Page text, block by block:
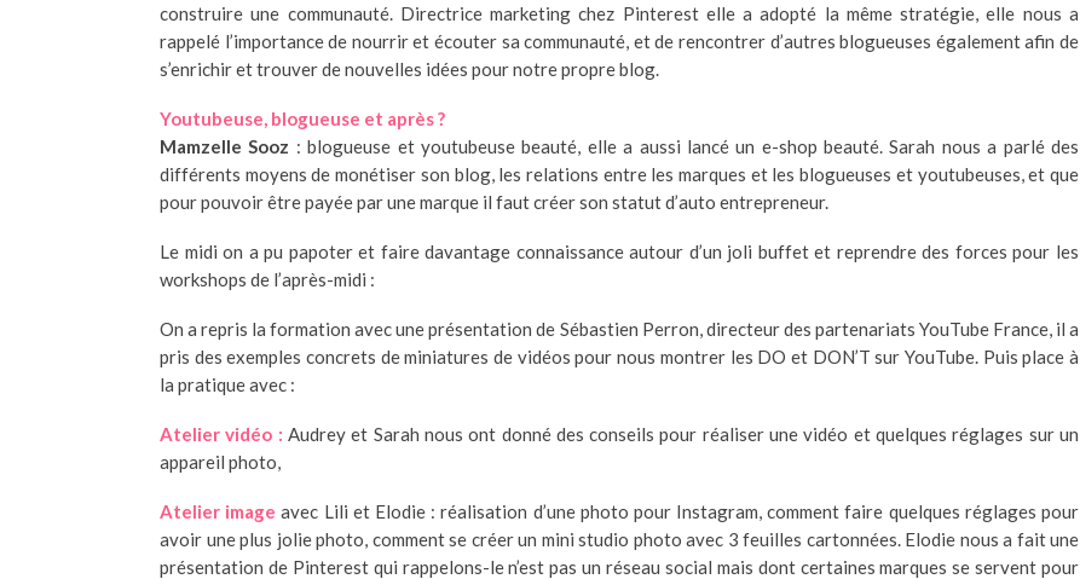
construire une communauté. Directrice marketing chez Pinterest elle a adopté la même stratégie, elle nous a
rappelé l’importance de nourrir et écouter sa communauté, et de rencontrer d’autres blogueuses également afin de
s’enrichir et trouver de nouvelles idées pour notre propre blog.
Youtubeuse, blogueuse et après ?
Mamzelle Sooz : blogueuse et youtubeuse beauté, elle a aussi lancé un e-shop beauté. Sarah nous a parlé des
différents moyens de monétiser son blog, les relations entre les marques et les blogueuses et youtubeuses, et que
pour pouvoir être payée par une marque il faut créer son statut d’auto entrepreneur.
Le midi on a pu papoter et faire davantage connaissance autour d’un joli buffet et reprendre des forces pour les
workshops de l’après-midi :
On a repris la formation avec une présentation de Sébastien Perron, directeur des partenariats YouTube France, il a
pris des exemples concrets de miniatures de vidéos pour nous montrer les DO et DON’T sur YouTube. Puis place à
la pratique avec :
Atelier vidéo : Audrey et Sarah nous ont donné des conseils pour réaliser une vidéo et quelques réglages sur un
appareil photo,
Atelier image avec Lili et Elodie : réalisation d’une photo pour Instagram, comment faire quelques réglages pour
avoir une plus jolie photo, comment se créer un mini studio photo avec 3 feuilles cartonnées. Elodie nous a fait une
présentation de Pinterest qui rappelons-le n’est pas un réseau social mais dont certaines marques se servent pour